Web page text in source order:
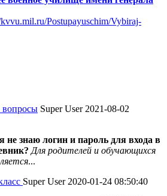
Postupayuschim/Vybiraj-
вопросы Super User 2021-08-02
не знаю логин и пароль для входа в
Для родителей и обучающихся
...
Super User 2020-01-24 08:50:40